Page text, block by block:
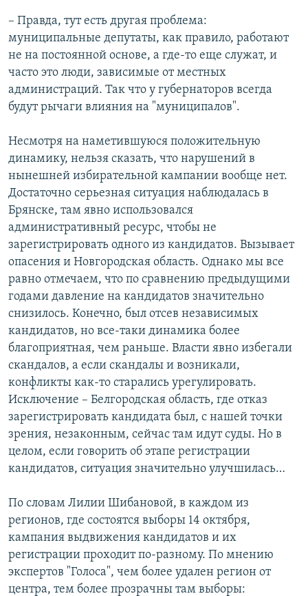
– Правда, тут есть другая проблема:
муниципальные депутаты, как правило, работают
не на постоянной основе, а где-то еще служат, и
часто это люди, зависимые от местных
администраций. Так что у губернаторов всегда
будут рычаги влияния на "муниципалов".
Несмотря на наметившуюся положительную
динамику, нельзя сказать, что нарушений в
нынешней избирательной кампании вообще нет.
Достаточно серьезная ситуация наблюдалась в
Брянске, там явно использовался
административный ресурс, чтобы не
зарегистрировать одного из кандидатов. Вызывает
опасения и Новгородская область. Однако мы все
равно отмечаем, что по сравнению предыдущими
годами давление на кандидатов значительно
снизилось. Конечно, был отсев независимых
кандидатов, но все-таки динамика более
благоприятная, чем раньше. Власти явно избегали
скандалов, а если скандалы и возникали,
конфликты как-то старались урегулировать.
Исключение – Белгородская область, где отказ
зарегистрировать кандидата был, с нашей точки
зрения, незаконным, сейчас там идут суды. Но в
целом, если говорить об этапе регистрации
кандидатов, ситуация значительно улучшилась…
По словам Лилии Шибановой, в каждом из
регионов, где состоятся выборы 14 октября,
кампания выдвижения кандидатов и их
регистрации проходит по-разному. По мнению
экспертов "Голоса", чем более удален регион от
центра, тем более прозрачны там выборы: